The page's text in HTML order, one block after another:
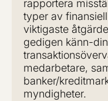
rapportera
typer av
viktigaste
gedigen känn-
medarbetare,
banker/
myndigheter.